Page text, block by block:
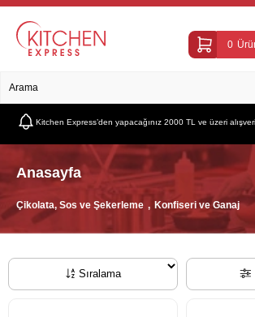
0
Kitchen Express’den yapacağınız 2000 TL ve üzeri
Anasayfa
Çikolata, Sos ve Şekerleme Konfiseri ve Ganaj
Sıralama